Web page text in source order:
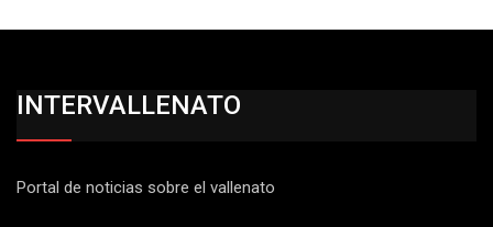
INTERVALLENATO
Portal de noticias sobre el vallenato